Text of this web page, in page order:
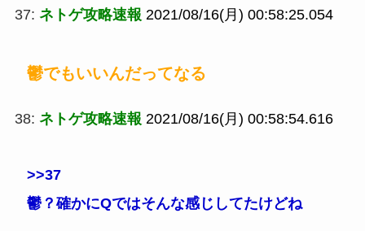
37: ネトゲ攻略速報 2021/08/16(月) 00:58:25.054
鬱でもいいんだってなる
38: ネトゲ攻略速報 2021/08/16(月) 00:58:54.616
>>37
鬱？確かにQではそんな感じしてたけどね